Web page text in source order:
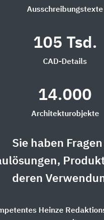
Ausschreibungstexte
105 Tsd.
CAD-Details
14.000
Architekturobjekte
Sie haben Fragen
deren
Heinze